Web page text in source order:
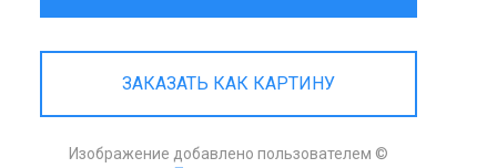
ЗАКАЗАТЬ КАК КАРТИНУ
Изображение добавлено пользователем ©